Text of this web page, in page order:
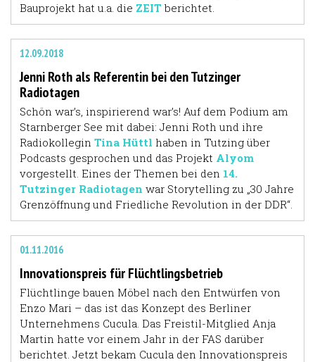
Bauprojekt hat u.a. die ZEIT berichtet.
12.09.2018
Jenni Roth als Referentin bei den Tutzinger
Radiotagen
Schön war’s, inspirierend war’s! Auf dem Podium am
Starnberger See mit dabei: Jenni Roth und ihre
Radiokollegin Tina Hüttl haben in Tutzing über
Podcasts gesprochen und das Projekt Alyom
vorgestellt. Eines der Themen bei den 14.
Tutzinger Radiotagen war Storytelling zu „30 Jahre
Grenzöffnung und Friedliche Revolution in der DDR“.
01.11.2016
Innovationspreis für Flüchtlingsbetrieb
Flüchtlinge bauen Möbel nach den Entwürfen von
Enzo Mari – das ist das Konzept des Berliner
Unternehmens Cucula. Das Freistil-Mitglied Anja
Martin hatte vor einem Jahr in der FAS darüber
berichtet. Jetzt bekam Cucula den Innovationspreis